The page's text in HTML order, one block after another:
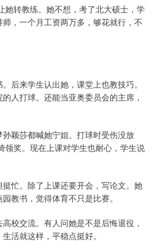
她转教练。她不想，考了北大硕士，学
，一个月工资两万多，够花就行，不
后来学生认出她，课堂上也教技巧。
人打球。还能当亚奥委员会的主席，
颖莎都喊她宁姐。打球时受伤没放
领奖。现在上课对学生也耐心，学生说
忙。除了上课还要开会，写论文。她
教书，觉得体育不只是比赛。
校交流。有人问她是不是后悔退役，
活就这样，平稳点挺好。